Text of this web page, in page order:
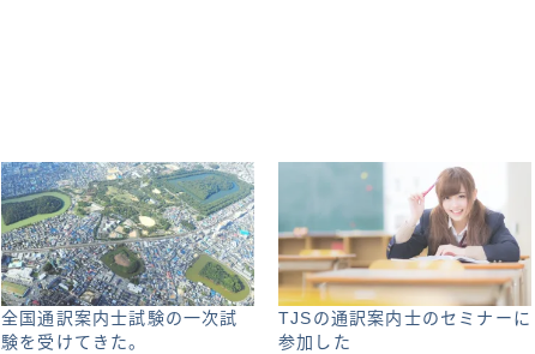
全国通訳案内士試験の一次試
験を受けてきた。
TJSの通訳案内士のセミナーに
参加した